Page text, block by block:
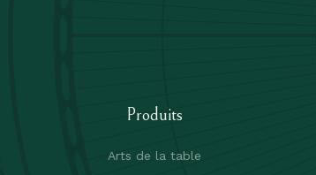
Produits
Arts de la table